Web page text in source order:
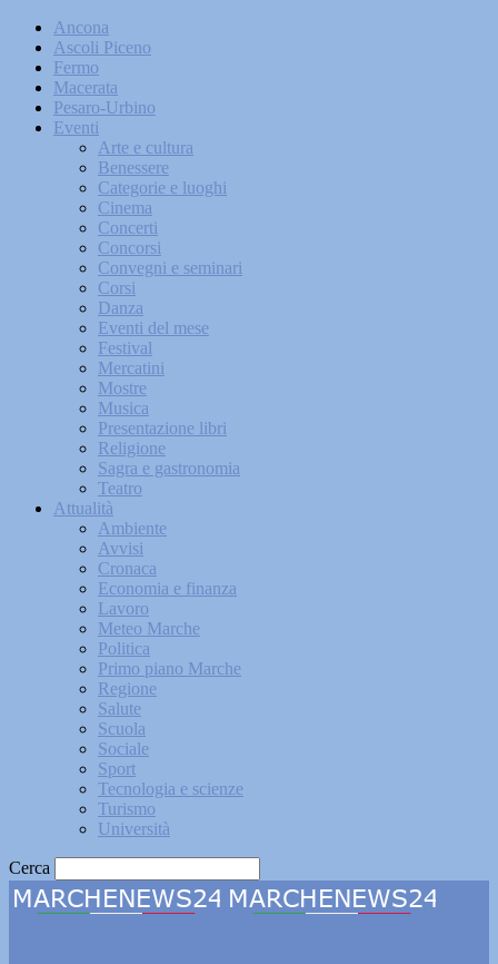
Ancona
Ascoli Piceno
Fermo
Macerata
Pesaro-Urbino
Eventi
Arte e cultura
Benessere
Categorie e luoghi
Cinema
Concerti
Concorsi
Convegni e seminari
Corsi
Danza
Eventi del mese
Festival
Mercatini
Mostre
Musica
Presentazione libri
Religione
Sagra e gastronomia
Teatro
Attualità
Ambiente
Avvisi
Cronaca
Economia e finanza
Lavoro
Meteo Marche
Politica
Primo piano Marche
Regione
Salute
Scuola
Sociale
Sport
Tecnologia e scienze
Turismo
Università
Cerca